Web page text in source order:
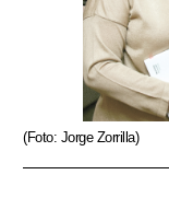
(Foto: Jorge Zorrilla)